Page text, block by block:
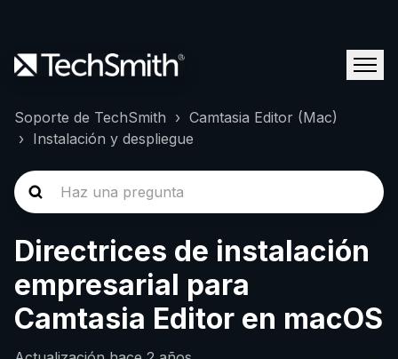
Soporte de TechSmith
Camtasia Editor (Mac)
Instalación y despliegue
Directrices de instalación
empresarial para
Camtasia Editor en macOS